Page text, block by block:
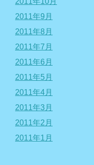
2011年9月
2011年8月
2011年7月
2011年6月
2011年5月
2011年4月
2011年3月
2011年2月
2011年1月